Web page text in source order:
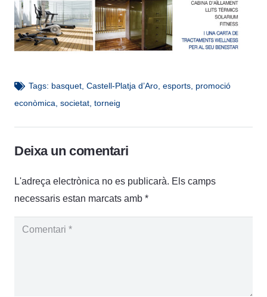
Tags: basquet, Castell-Platja d’Aro, esports, promoció
econòmica societat torneig
Deixa un comentari
L'adreça electrònica no es publicarà. Els camps
necessaris estan marcats amb *